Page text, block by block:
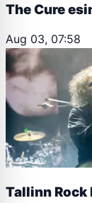
The Cure
Aug 03, 07:58
Tallinn Rock